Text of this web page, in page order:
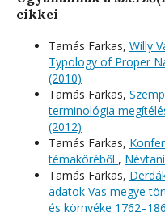
cikkei
Tamás Farkas, Willy
Typology of Proper
(2010)
Tamás Farkas,
terminológia
(2012)
Tamás Farkas,
témaköréből ,
Tamás Farkas,
adatok Vas megye
és környéke